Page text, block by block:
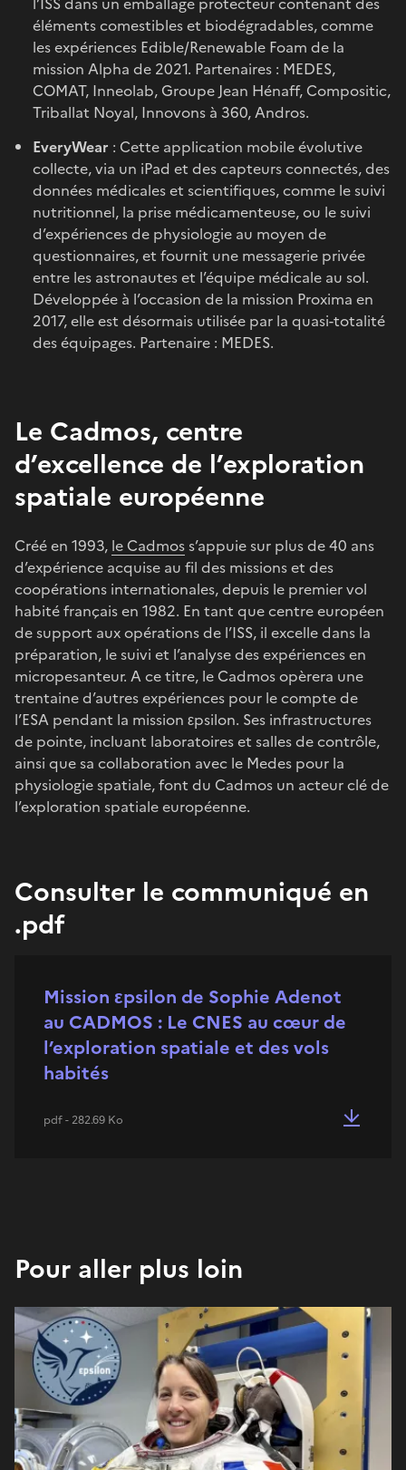
éléments comestibles et biodégradables, comme
les expériences Edible/Renewable Foam de la
mission Alpha de 2021. Partenaires : MEDES,
COMAT, Inneolab, Groupe Jean Hénaff, Compositic,
Triballat Noyal, Innovons à 360, Andros.
EveryWear : Cette application mobile évolutive
collecte, via un iPad et des capteurs connectés, des
données médicales et scientifiques, comme le suivi
nutritionnel, la prise médicamenteuse, ou le suivi
d’expériences de physiologie au moyen de
questionnaires, et fournit une messagerie privée
entre les astronautes et l’équipe médicale au sol.
Développée à l’occasion de la mission Proxima en
2017, elle est désormais utilisée par la quasi-totalité
des équipages. Partenaire : MEDES.
Le Cadmos, centre
d’excellence de l’exploration
spatiale européenne
Créé en 1993, le Cadmoss’appuie sur plus de 40 ans
d’expérience acquise au fil des missions et des
coopérations internationales, depuis le premier vol
habité français en 1982. En tant que centre européen
de support aux opérations de l’ISS, il excelle dans la
préparation, le suivi et l’analyse des expériences en
micropesanteur. A ce titre, le Cadmos opèrera une
trentaine d’autres expériences pour le compte de
l’ESA pendant la mission εpsilon. Ses infrastructures
de pointe, incluant laboratoires et salles de contrôle,
ainsi que sa collaboration avec le Medes pour la
physiologie spatiale, font du Cadmos un acteur clé de
l’exploration spatiale européenne.
Consulter le communiqué en
.pdf
Mission εpsilon de Sophie Adenot
au CADMOS : Le CNES au cœur de
l’exploration spatiale et des vols
habités
pdf - 282.69 Ko
Pour aller plus loin